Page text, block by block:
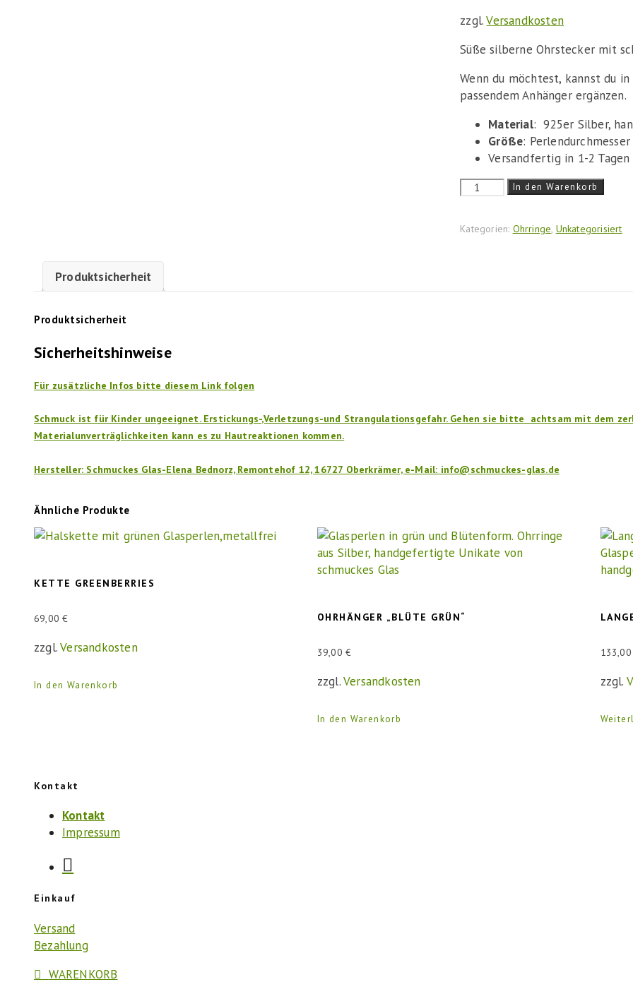
zzgl.Versandkosten
Süße silberne Ohrstecker mit
Wenn du möchtest, kannst du
passendem Anhänger ergänzen.
Material: 925er Silber,
Größe:
Versandfertig in 1-2 Tagen
Ohrstecker
Menge
In den Warenkorb
Kategorien: Ohrringe, Unkategorisiert
Produktsicherheit
Produktsicherheit
Sicherheitshinweise
Für zusätzliche Infos bitte diesem Link folgen
Schmuck ist für Kinder ungeeignet. Erstickungs-,Verletzungs-und Strangulationsgefahr. Gehen sie bitte achtsam mit dem
Materialunverträglichkeiten kann es zu Hautreaktionen kommen.
Hersteller: Schmuckes Glas-Elena Bednorz, Remontehof 12, 16727 Oberkrämer, e-Mail: info@schmuckes-glas.de
Ähnliche Produkte
KETTE GREENBERRIES
69,00€
zzgl.Versandkosten
In den Warenkorb
OHRHÄNGER „BLÜTE GRÜN“
39,00 €
zzgl.Versandkosten
In den Warenkorb
zzgl.
Kontakt
Kontakt
Impressum
Einkauf
Versand
Bezahlung
WARENKORB